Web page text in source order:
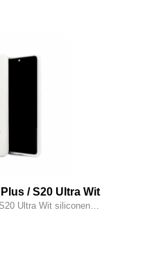
/ S20 Ultra Wit
forever
Ultra Wit siliconen…